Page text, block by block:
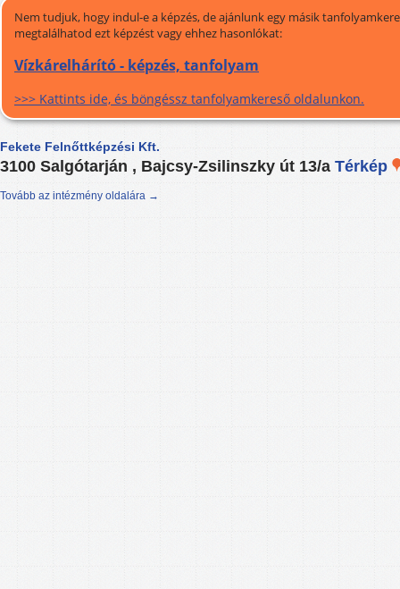
Nem tudjuk, hogy indul-e a képzés, de ajánlunk egy másik
megtalálhatod ezt képzést vagy ehhez hasonlókat:
Vízkárelhárító - képzés, tanfolyam
>>> Kattints ide, és böngéssz tanfolyamkereső oldalunkon.
Fekete Felnőttképzési Kft.
3100 Salgótarján , Bajcsy-Zsilinszky út 13/a Térkép
Tovább az intézmény oldalára →